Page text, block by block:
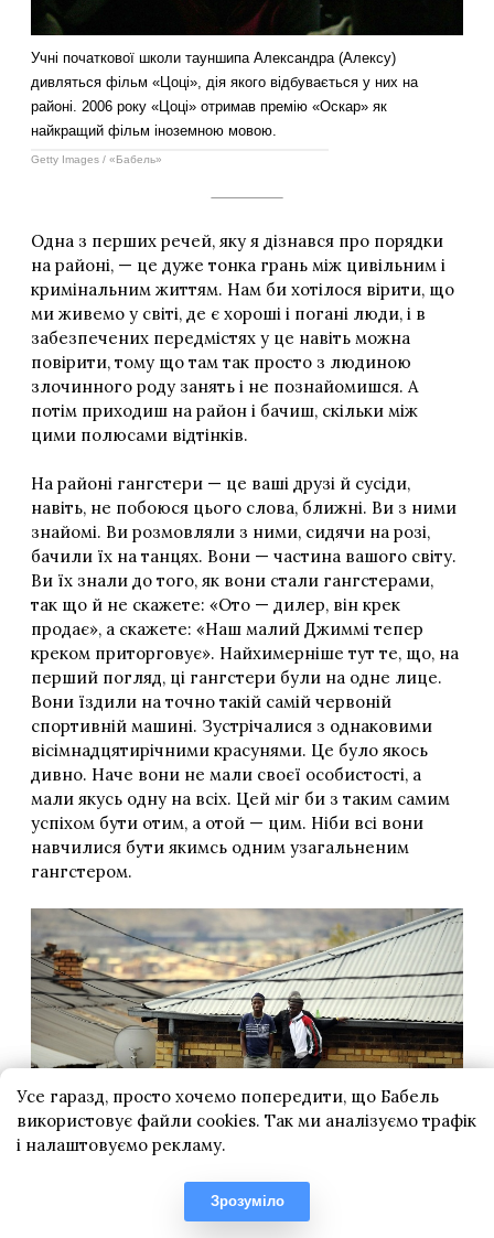
Усе гаразд, просто хочемо попередити, що Бабель
використовує файли cookies. Так ми аналізуємо трафік
і налаштовуємо рекламу.
Зрозуміло